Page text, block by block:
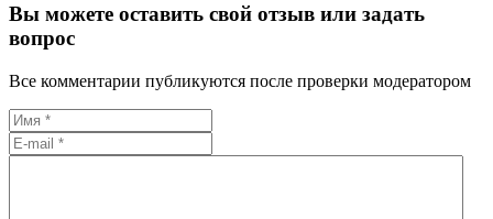
Вы можете оставить свой отзыв или задать
вопрос
Все комментарии публикуются после проверки модератором